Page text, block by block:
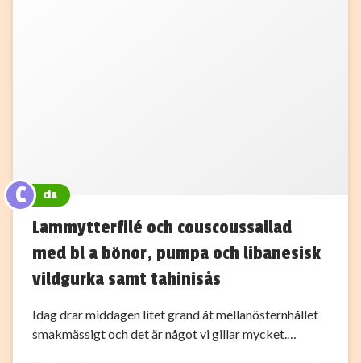
C cia
Lammytterfilé och couscoussallad
med bl a bönor, pumpa och libanesisk
vildgurka samt tahinisås
Idag drar middagen litet grand åt mellanösternhållet
smakmässigt och det är något vi gillar mycket.…